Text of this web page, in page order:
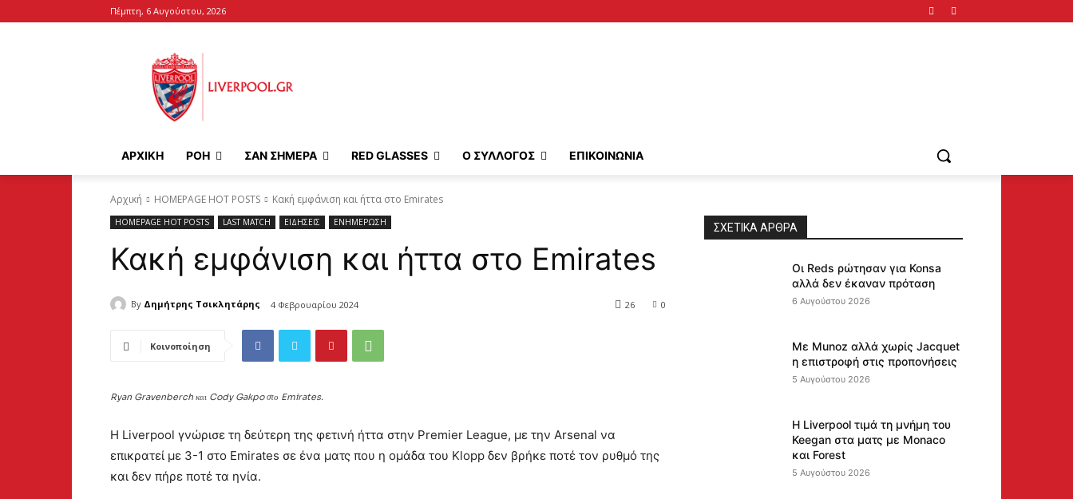
Πέμπτη, 6 Αυγούστου, 2026
ΑΡΧΙΚΉ ΡΟΗ ΣΑΝ ΣΗΜΕΡΑ RED GLASSES Ο ΣΥΛΛΟΓΟΣ ΕΠΙΚΟΙΝΩΝΙΑ
Αρχική HOMEPAGE HOT POSTS Κακή εμφάνιση και ήττα στο Emirates
HOMEPAGE HOT POSTS LAST MATCH ΕΙΔΗΣΕΙΣ ΕΝΗΜΕΡΩΣΗ
Κακή εμφάνιση και ήττα στο Emirates
By Δημήτρης Τσικλητάρης 4 Φεβρουαρίου 2024 0
26
Κοινοποίηση
Ryan Gravenberch και Cody Gakpo στο Emirates.
Η Liverpool γνώρισε τη δεύτερη της φετινή ήττα στην Premier League, με την Arsenal να
επικρατεί με 3-1 στο Emirates σε ένα ματς που η ομάδα του Klopp δεν βρήκε ποτέ τον ρυθμό της
και δεν πήρε ποτέ τα ηνία.
ΣΧΕΤΙΚΆ ΆΡΘΡΑ
Οι Reds ρώτησαν για Konsa
αλλά δεν έκαναν πρόταση
6 Αυγούστου 2026
Με Munoz αλλά χωρίς Jacquet
η επιστροφή στις προπονήσεις
5 Αυγούστου 2026
Η Liverpool τιμά τη μνήμη του
Keegan στα ματς με Monaco
και Forest
5 Αυγούστου 2026